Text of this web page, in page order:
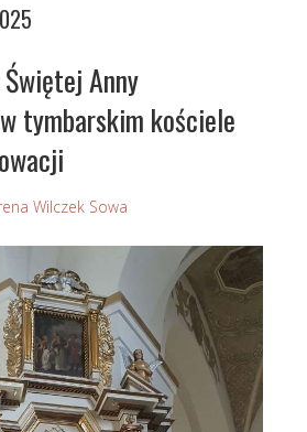
Anny
tymbarskim kościele
Wilczek Sowa